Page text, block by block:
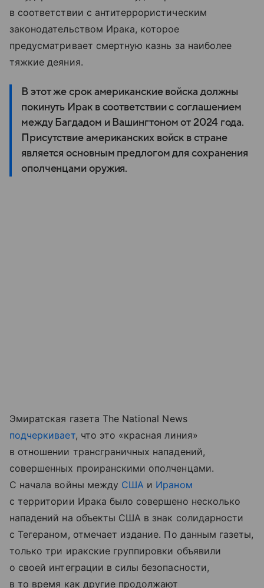
в соответствии с антитеррористическим
законодательством Ирака, которое
предусматривает смертную казнь за наиболее
тяжкие деяния.
В этот же срок американские войска должны
покинуть Ирак в соответствии с соглашением
между Багдадом и Вашингтоном от 2024 года.
Присутствие американских войск в стране
является основным предлогом для сохранения
ополченцами оружия.
Эмиратская газета The National News
подчеркивает, что это «красная линия»
в отношении трансграничных нападений,
совершенных проиранскими ополченцами.
С начала войны между США и Ираном
с территории Ирака было совершено несколько
нападений на объекты США в знак солидарности
с Тегераном, отмечает издание. По данным газеты,
только три иракские группировки объявили
о своей интеграции в силы безопасности,
в то время как другие продолжают